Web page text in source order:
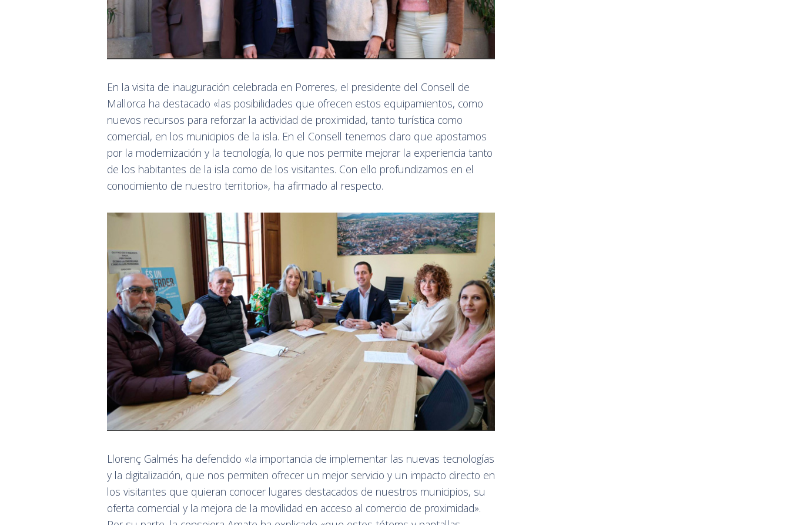
En la visita de inauguración celebrada en Porreres, el presidente del Consell de
Mallorca ha destacado «las posibilidades que ofrecen estos equipamientos, como
nuevos recursos para reforzar la actividad de proximidad, tanto turística como
comercial, en los municipios de la isla. En el Consell tenemos claro que apostamos
por la modernización y la tecnología, lo que nos permite mejorar la experiencia tanto
de los habitantes de la isla como de los visitantes. Con ello profundizamos en el
conocimiento de nuestro territorio», ha afirmado al respecto.
Llorenç Galmés ha defendido «la importancia de implementar las nuevas tecnologías
y la digitalización, que nos permiten ofrecer un mejor servicio y un impacto directo en
los visitantes que quieran conocer lugares destacados de nuestros municipios, su
oferta comercial y la mejora de la movilidad en acceso al comercio de proximidad».